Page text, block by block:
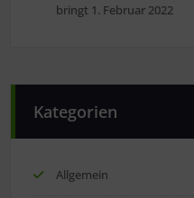
bringt 1. Februar 2022
Kategorien
Allgemein